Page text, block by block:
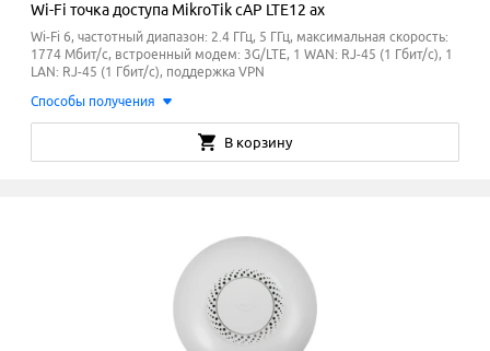
Wi-Fi точка доступа MikroTik cAP LTE12 ax
Wi-Fi 6, частотный диапазон: 2.4 ГГц, 5 ГГц, максимальная скорость:
1774 Мбит/с, встроенный модем: 3G/LTE, 1 WAN: RJ-45 (1 Гбит/с), 1
LAN: RJ-45 (1 Гбит/с), поддержка VPN
Способы получения
В корзину